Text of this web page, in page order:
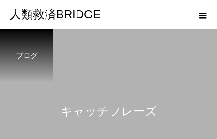
人類救済BRIDGE
ブログ
キ ャ ッ チフ レ ー ズ